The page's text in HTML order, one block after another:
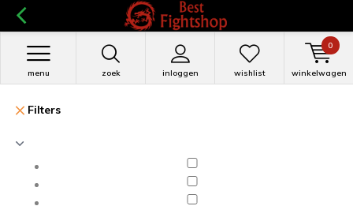
zoek inloggen
menu wishlist winkelwagen
0
Filters